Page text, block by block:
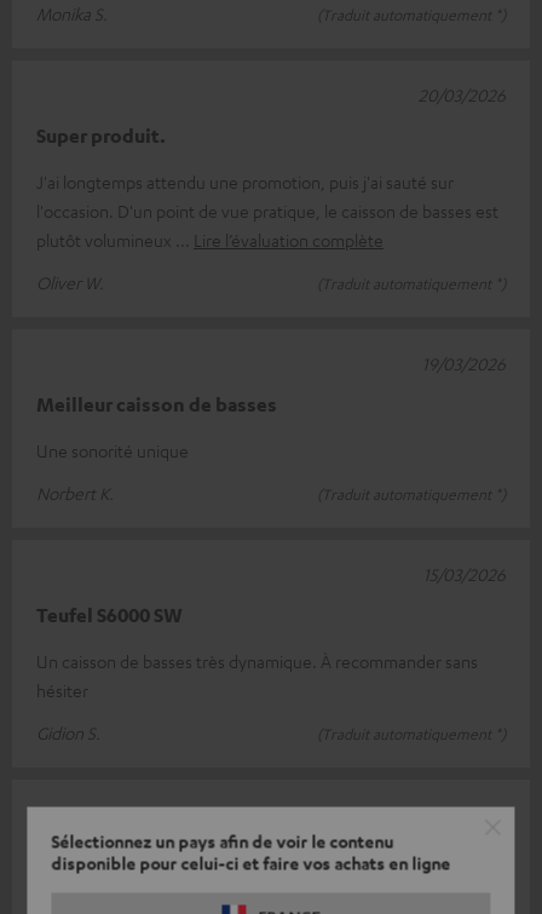
Sélectionnez un pays afin de voir le contenu
disponible pour celui-ci et faire vos achats en ligne
Monika S.
(Traduit automatiquement *)
Super produit.
J'ai longtemps attendu une promotion, puis j'ai sauté sur
l'occasion. D'un point de vue pratique, le caisson de basses est
plutôt volumineux
Lire l’évaluation complète
Oliver W.
(Traduit automatiquement *)
20/03/2026
Meilleur caisson de basses
Une sonorité unique
Norbert K.
(Traduit automatiquement *)
19/03/2026
Teufel S6000 SW
Un caisson de basses très dynamique. À recommander sans
hésiter
Gidion S.
(Traduit automatiquement *)
15/03/2026
Merveilleux
Après mûre réflexion, j'ai commandé le caisson de basses avec
11/03/2026